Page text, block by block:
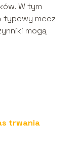
W tym
typowy mecz
mogą
trwania